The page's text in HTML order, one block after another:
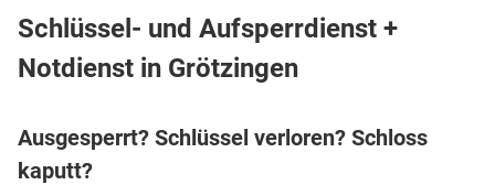
Schlüssel- und Aufsperrdienst +
Notdienst in Grötzingen
Ausgesperrt? Schlüssel verloren? Schloss
kaputt?